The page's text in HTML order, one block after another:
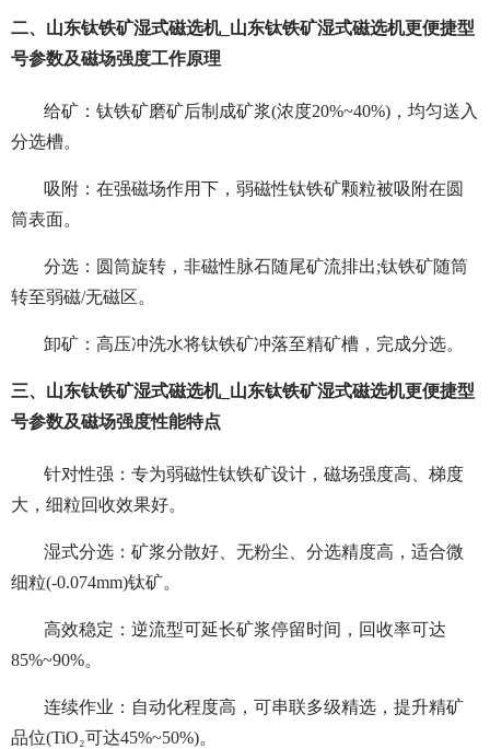
二、山东钛铁矿湿式磁选机_山东钛铁矿湿式磁选机更便捷型
号参数及磁场强度工作原理
给矿：钛铁矿磨矿后制成矿浆(浓度20%~40%)，均匀送入
分选槽。
吸附：在强磁场作用下，弱磁性钛铁矿颗粒被吸附在圆
筒表面。
分选：圆筒旋转，非磁性脉石随尾矿流排出;钛铁矿随筒
转至弱磁/无磁区。
卸矿：高压冲洗水将钛铁矿冲落至精矿槽，完成分选。
三、山东钛铁矿湿式磁选机_山东钛铁矿湿式磁选机更便捷型
号参数及磁场强度性能特点
针对性强：专为弱磁性钛铁矿设计，磁场强度高、梯度
大，细粒回收效果好。
湿式分选：矿浆分散好、无粉尘、分选精度高，适合微
细粒(-0.074mm)钛矿。
高效稳定：逆流型可延长矿浆停留时间，回收率可达
85%~90%。
连续作业：自动化程度高，可串联多级精选，提升精矿
品位(TiO₂可达45%~50%)。